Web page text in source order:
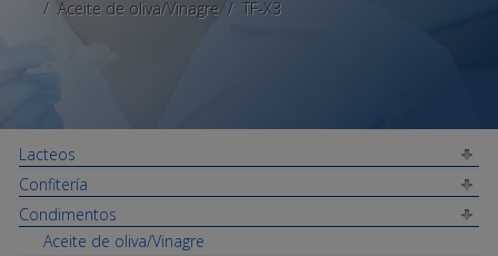
Aceite de oliva/Vinagre
TF-X3
Lacteos
Confitería
Condimentos
Aceite de oliva/Vinagre